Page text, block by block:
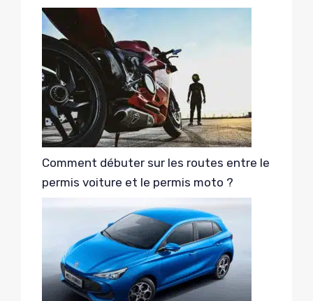
Comment débuter sur les routes entre le
permis voiture et le permis moto ?